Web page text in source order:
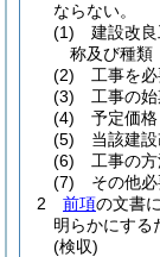
ならない。
(1)
建設改
称及び種類
(2)
工事を
(3)
工事の
(4)
予定価格
(5)
当該建
(6)
工事の
(7)
その他
2
前項の文書
明らかにする
(検収)